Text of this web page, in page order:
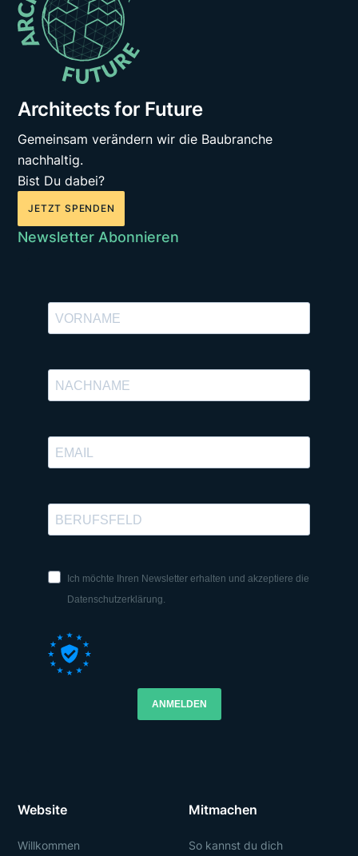
Architects for Future
Gemeinsam verändern wir die Baubranche
nachhaltig.
Bist Du dabei?
JETZT SPENDEN
Newsletter Abonnieren
Ich möchte Ihren Newsletter erhalten und akzeptiere die
Datenschutzerklärung.
ANMELDEN
Website
Willkommen
Mitmachen
So kannst du dich